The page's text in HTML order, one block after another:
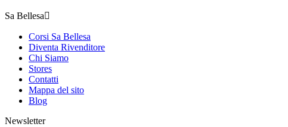
Sa Bellesa
Corsi Sa Bellesa
Diventa Rivenditore
Chi Siamo
Stores
Contatti
Mappa del sito
Blog
Newsletter